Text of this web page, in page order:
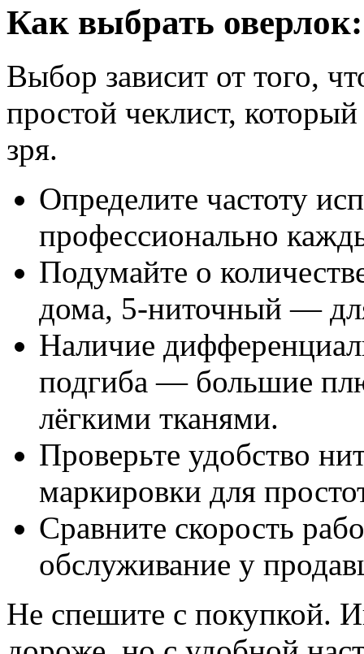
Как выбрать
Выбор зависит от того,
простой чеклист,
зря.
Определите частоту
профессионально
Подумайте о
дома, 5-ниточный —
Наличие
подгиба — большие
лёгкими тканями.
Проверьте удобство
маркировки для
Сравните скорость
обслуживание у
Не спешите с покупкой.